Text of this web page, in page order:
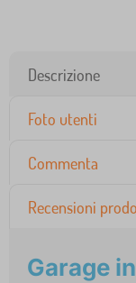
Descrizione
Foto utenti
Commenta
Recensioni
Garage